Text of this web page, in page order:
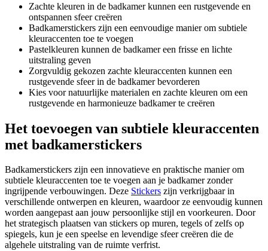
Zachte kleuren in de badkamer kunnen een rustgevende en
ontspannen sfeer creëren
Badkamerstickers zijn een eenvoudige manier om subtiele
kleuraccenten toe te voegen
Pastelkleuren kunnen de badkamer een frisse en lichte
uitstraling geven
Zorgvuldig gekozen zachte kleuraccenten kunnen een
rustgevende sfeer in de badkamer bevorderen
Kies voor natuurlijke materialen en zachte kleuren om een
rustgevende en harmonieuze badkamer te creëren
Het toevoegen van subtiele kleuraccenten
met badkamerstickers
Badkamerstickers zijn een innovatieve en praktische manier om
subtiele kleuraccenten toe te voegen aan je badkamer zonder
ingrijpende verbouwingen. Deze Stickers zijn verkrijgbaar in
verschillende ontwerpen en kleuren, waardoor ze eenvoudig kunnen
worden aangepast aan jouw persoonlijke stijl en voorkeuren. Door
het strategisch plaatsen van stickers op muren, tegels of zelfs op
spiegels, kun je een speelse en levendige sfeer creëren die de
algehele uitstraling van de ruimte verfrist.